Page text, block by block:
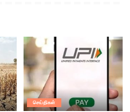
செய்திகள்